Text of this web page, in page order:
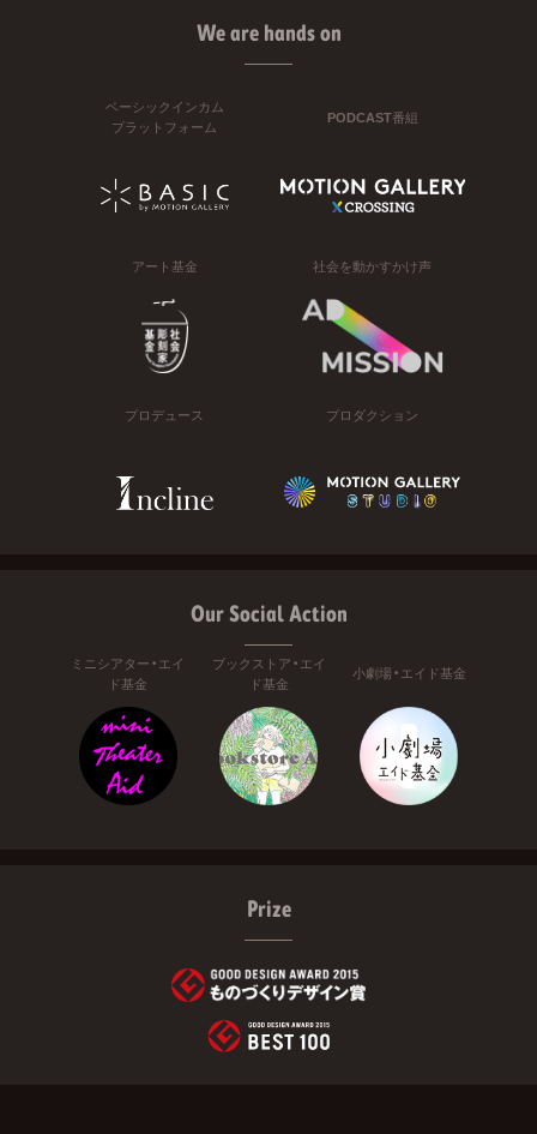
We are hands on
ベーシックインカム
プラットフォーム
PODCAST番組
アート基金 社会を動かすかけ声
プロデュース プロダクション
Our Social Action
ミニシアター・エイ
ド基金
ブックストア・エイ
ド基金
小劇場・エイド基金
Prize